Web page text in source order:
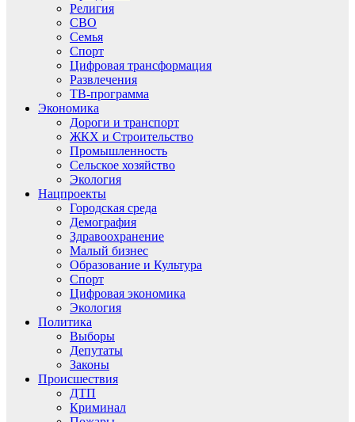
Религия
СВО
Семья
Спорт
Цифровая трансформация
Развлечения
ТВ-программа
Экономика
Дороги и транспорт
ЖКХ и Строительство
Промышленность
Сельское хозяйство
Экология
Нацпроекты
Городская среда
Демография
Здравоохранение
Малый бизнес
Образование и Культура
Спорт
Цифровая экономика
Экология
Политика
Выборы
Депутаты
Законы
Происшествия
ДТП
Криминал